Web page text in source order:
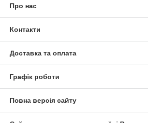
Про нас
Контакти
Доставка та оплата
Графік роботи
Повна версія сайту